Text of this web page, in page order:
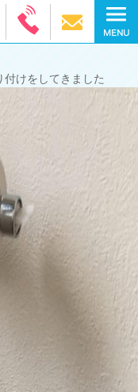
けをしてきました